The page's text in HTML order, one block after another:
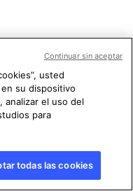
usted
su dispositivo
analizar el uso del
para
todas las cookies
Continuar sin aceptar